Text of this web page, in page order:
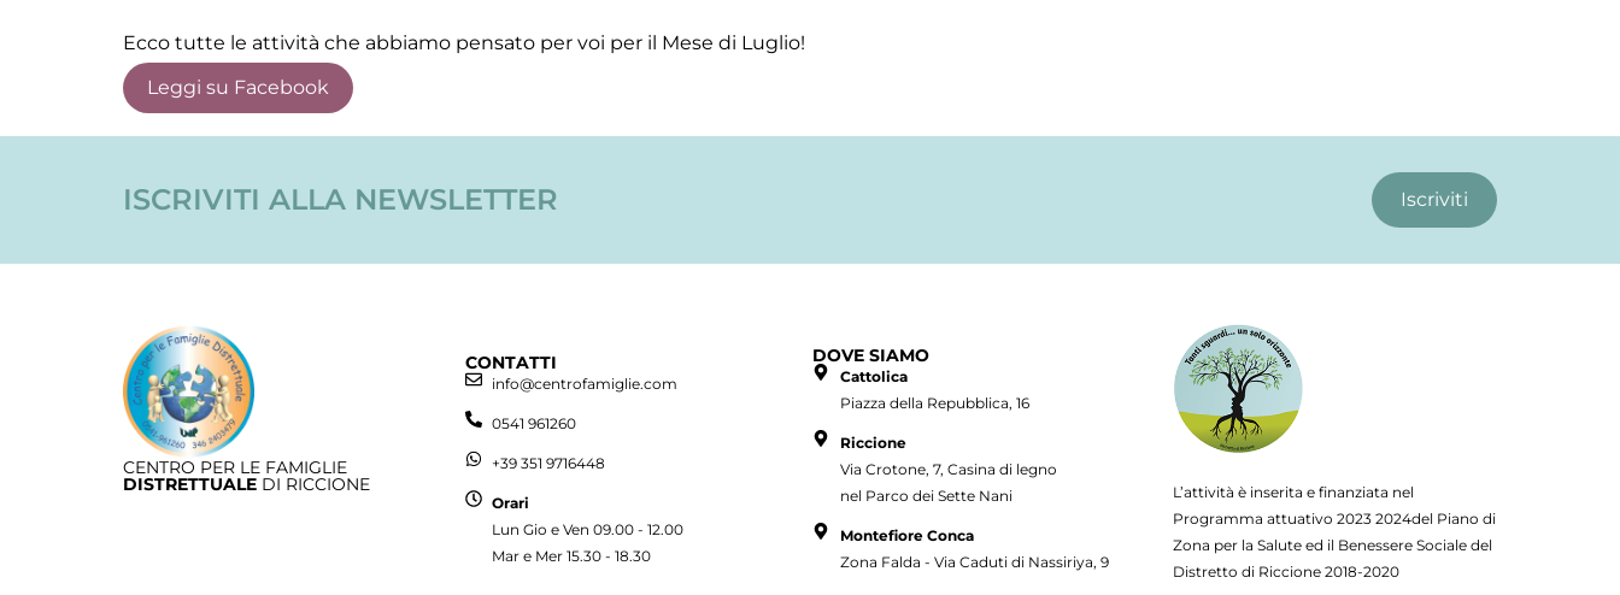
Ecco tutte le attività che abbiamo pensato per voi per il Mese di Luglio!
Leggi su Facebook
ISCRIVITI ALLA NEWSLETTER Iscriviti
CENTRO PER LE FAMIGLIE
DISTRETTUALE DI RICCIONE
CONTATTI
info@centrofamiglie.com
0541 961260
+39 351 9716448
Orari
Lun Gio e Ven 09.00 - 12.00
Mar e Mer 15.30 - 18.30
DOVE SIAMO
Cattolica
Piazza della Repubblica, 16
Riccione
Via Crotone, 7, Casina di legno
nel Parco dei Sette Nani
Montefiore Conca
Zona Falda - Via Caduti di Nassiriya, 9
L’attività è inserita e finanziata nel
Programma attuativo20232024del Piano di
Zona per la Salute ed il Benessere Sociale del
Distretto di Riccione 2018-2020